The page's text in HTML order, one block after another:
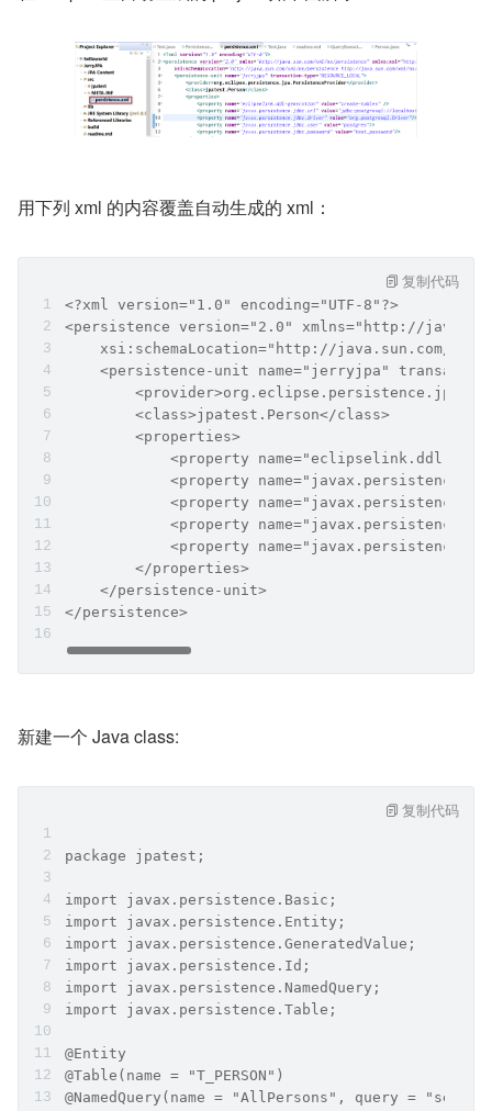
用下列 xml 的内容覆盖自动生成的 xml：
<?xml version="1.0" encoding="UTF-8"?>
<persistence version="2.0" xmlns="http://
xsi:schemaLocation="http://java.sun.com/
<persistence-unit name="jerryjpa"
        <class>jpatest.Person</class>
        <properties>
<property name="eclipselink.ddl-
<property
<property
<property
<property
        </properties>
    </persistence-unit>
</persistence>
复制代码
新建一个 Java class:
package jpatest;
import javax.persistence.Basic;
import javax.persistence.Entity;
import javax.persistence.GeneratedValue;
import javax.persistence.Id;
import javax.persistence.NamedQuery;
import javax.persistence.Table;
@Entity
@Table(name = "T_PERSON")
@NamedQuery(name = "AllPersons", query =
复制代码